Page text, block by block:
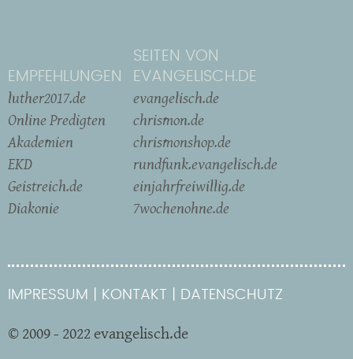
EMPFEHLUNGEN
luther2017.de
Online Predigten
Akademien
EKD
Geistreich.de
Diakonie
SEITEN VON
EVANGELISCH.DE
evangelisch.de
chrismon.de
chrismonshop.de
rundfunk.evangelisch.de
einjahrfreiwillig.de
7wochenohne.de
IMPRESSUM KONTAKT DATENSCHUTZ
© 2009 - 2022 evangelisch.de